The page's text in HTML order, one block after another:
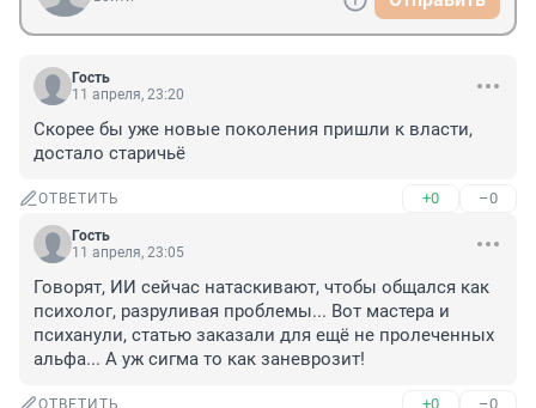
Гость
11 апреля, 23:20
Скорее бы уже новые поколения пришли к власти,
достало старичьё
ОТВЕТИТЬ +0 –0
Гость
11 апреля, 23:05
Говорят, ИИ сейчас натаскивают, чтобы общался как
психолог, разруливая проблемы... Вот мастера и
психанули, статью заказали для ещё не пролеченных
альфа... А уж сигма то как заневрозит!
ОТВЕТИТЬ +0 –0